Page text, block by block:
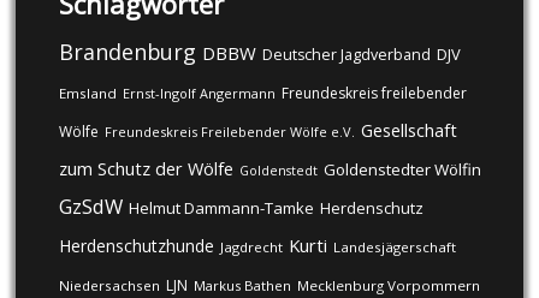
Brandenburg DBBW Deutscher Jagdverband DJV
Emsland Ernst-Ingolf Angermann Freundeskreis freilebender
Wölfe Freundeskreis Freilebender Wölfe e.V. Gesellschaft
zum Schutz der Wölfe Goldenstedt Goldenstedter Wölfin
GzSdW Helmut Dammann-Tamke Herdenschutz
Herdenschutzhunde Jagdrecht Kurti Landesjägerschaft
Niedersachsen LJN Markus Bathen Mecklenburg Vorpommern